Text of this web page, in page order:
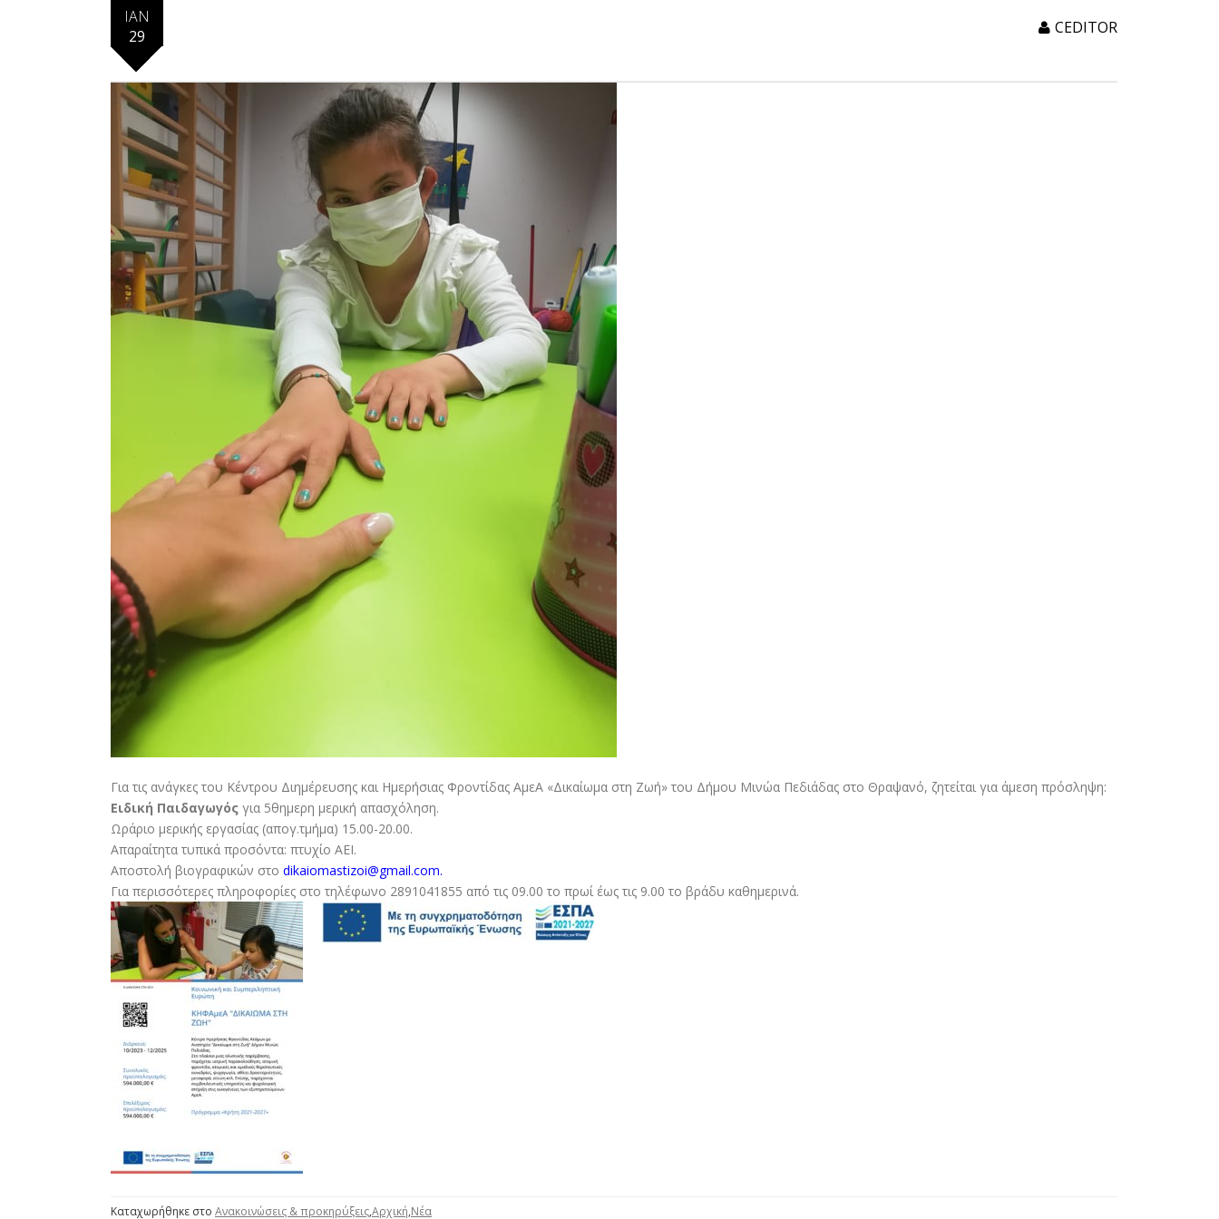
ΙΑΝ
29
CEDITOR
Για τις ανάγκες του Κέντρου Διημέρευσης και Ημερήσιας Φροντίδας ΑμεΑ «Δικαίωμα στη Ζωή» του Δήμου Μινώα Πεδιάδας στο Θραψανό, ζητείται για άμεση πρόσληψη:
Ειδική Παιδαγωγός για 5θημερη μερική απασχόληση.
Ωράριο μερικής εργασίας (απογ.τμήμα) 15.00-20.00.
Απαραίτητα τυπικά προσόντα: πτυχίο ΑΕΙ.
Αποστολή βιογραφικών στο dikaiomastizoi@gmail.com.
Για περισσότερες πληροφορίες στο τηλέφωνο 2891041855 από τις 09.00 το πρωί έως τις 9.00 το βράδυ καθημερινά.
Καταχωρήθηκε στο Ανακοινώσεις & προκηρύξεις,Αρχική,Νέα